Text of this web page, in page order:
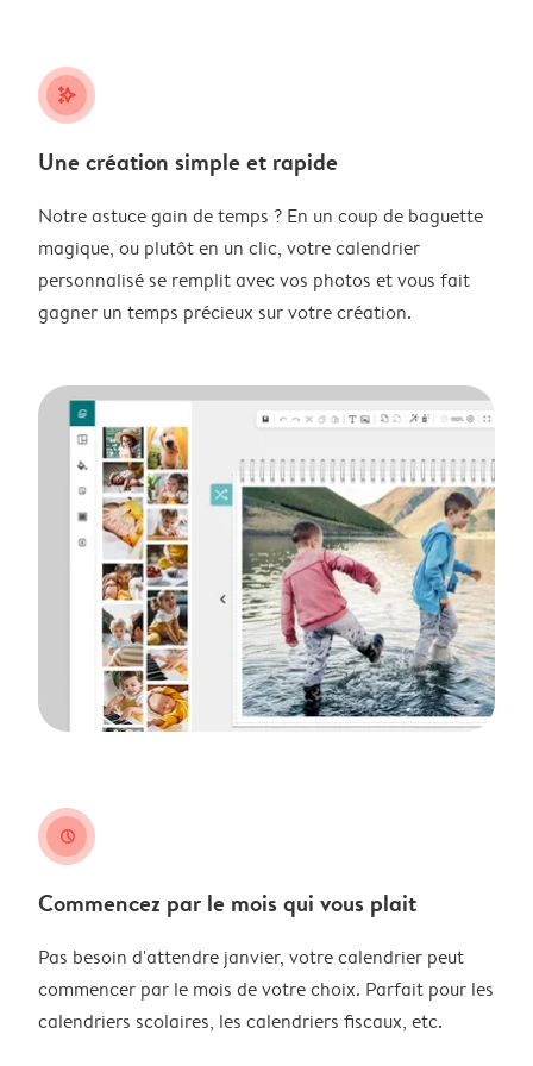
stars_plus
Une création simple et rapide
Notre astuce gain de temps ? En un coup de baguette
magique, ou plutôt en un clic, votre calendrier
personnalisé se remplit avec vos photos et vous fait
gagner un temps précieux sur votre création.
clock
Commencez par le mois qui vous plait
Pas besoin d'attendre janvier, votre calendrier peut
commencer par le mois de votre choix. Parfait pour les
calendriers scolaires, les calendriers fiscaux, etc.